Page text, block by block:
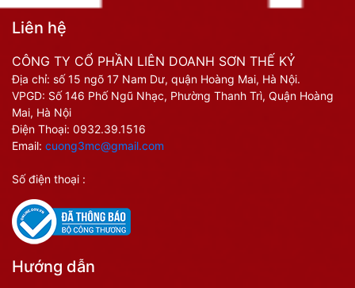
Liên hệ
CÔNG TY CỔ PHẦN LIÊN DOANH SƠN THẾ KỶ
Địa chỉ: số 15 ngõ 17 Nam Dư, quận Hoàng Mai, Hà Nội.
VPGD: Số 146 Phố Ngũ Nhạc, Phường Thanh Trì, Quận Hoàng
Mai, Hà Nội
Điện Thoại: 0932.39.1516
Email: cuong3mc@gmail.com
Số điện thoại :
Hướng dẫn